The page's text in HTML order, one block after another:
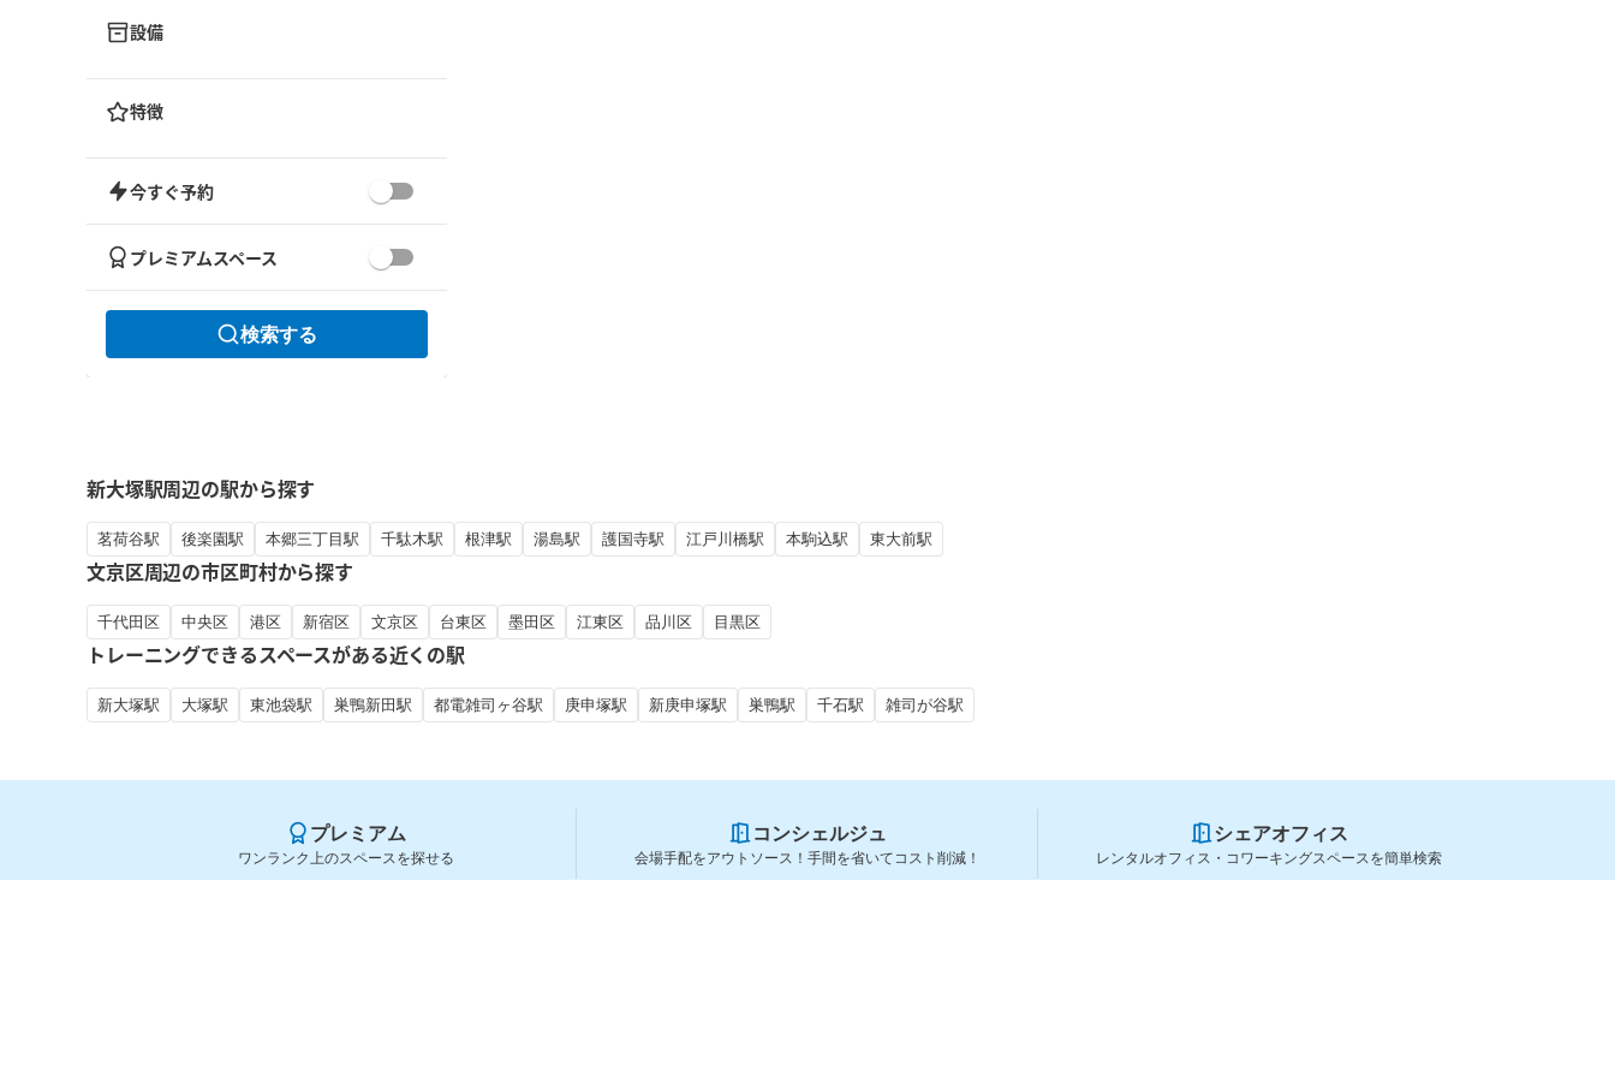
設備
特徴
今すぐ予約
プレミアムスペース
検索する
新大塚駅周辺の駅から探す
茗荷谷駅 後楽園駅 本郷三丁目駅 千駄木駅 根津駅 湯島駅 護国寺駅 江戸川橋駅 本駒込駅 東大前駅
文京区周辺の市区町村から探す
千代田区 中央区 港区 新宿区 文京区 台東区 墨田区 江東区 品川区 目黒区
トレーニングできるスペースがある近くの駅
新大塚駅 大塚駅 東池袋駅 巣鴨新田駅 都電雑司ヶ谷駅 庚申塚駅 新庚申塚駅 巣鴨駅 千石駅 雑司が谷駅
プレミアム
ワンランク上のスペースを探せる
コンシェルジュ
会場手配をアウトソース！手間を省いてコスト削減！
シェアオフィス
レンタルオフィス・コワーキングスペースを簡単検索